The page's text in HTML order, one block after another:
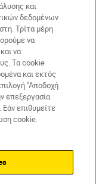
απορρήτου
cookie
to top
και
δεδομένων
Τρίτα μέρη
να
να
Τα cookie
και εκτός
"Αποδοχή
επεξεργασία
επιθυμείτε
cookie.